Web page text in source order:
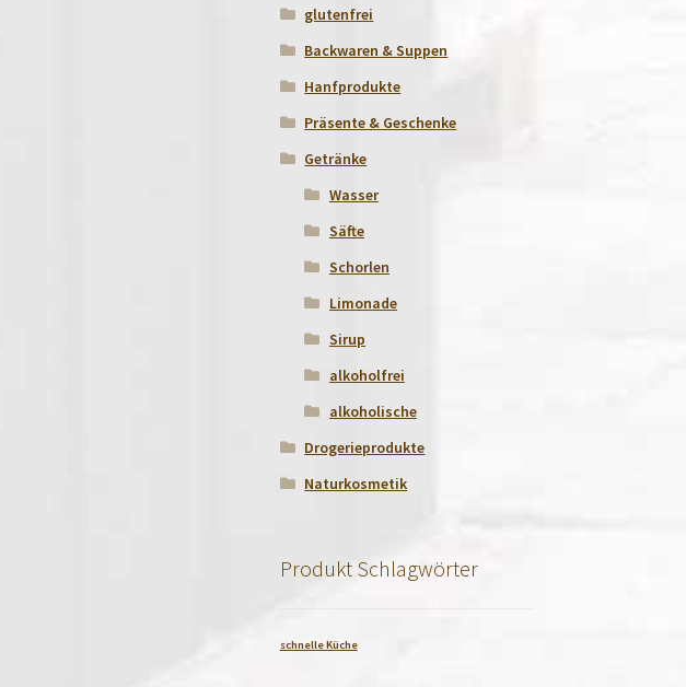
glutenfrei
Backwaren & Suppen
Hanfprodukte
Präsente & Geschenke
Getränke
Wasser
Säfte
Schorlen
Limonade
Sirup
alkoholfrei
alkoholische
Drogerieprodukte
Naturkosmetik
Produkt Schlagwörter
schnelle Küche